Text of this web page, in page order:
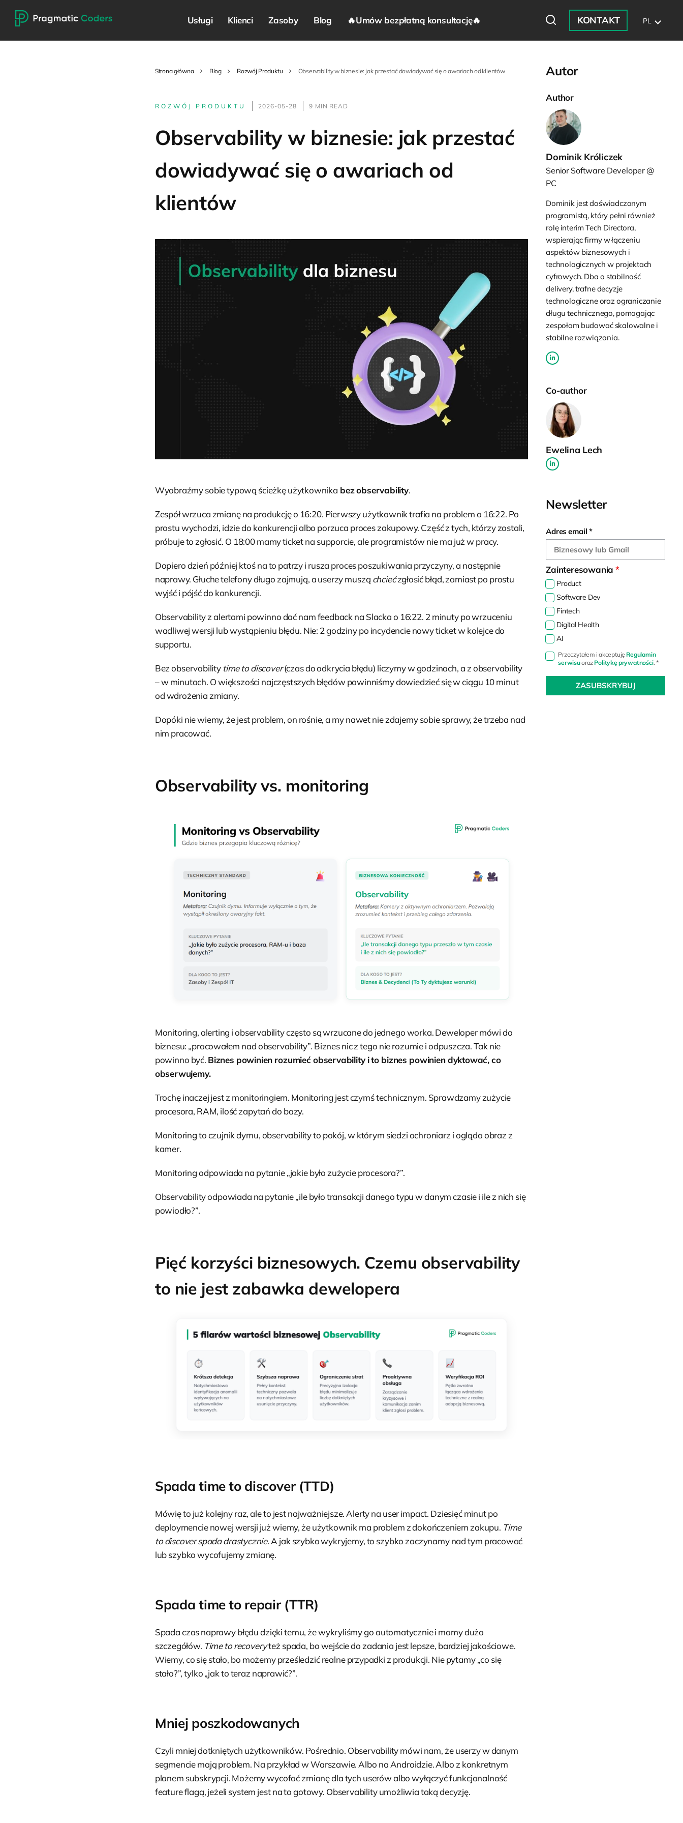
Usługi Klienci Zasoby Blog 🔥Umów bezpłatną konsultację🔥 KONTAKT PL
Strona główna Blog Rozwój Produktu Observability w biznesie: jak przestać dowiadywać się o awariach od klientów
ROZWÓJ PRODUKTU 2026-05-28 9 MIN READ
Observability w biznesie: jak przestać
dowiadywać się o awariach od
klientów
Wyobraźmy sobie typową ścieżkę użytkownika bez observability.
Zespół wrzuca zmianę na produkcję o 16:20. Pierwszy użytkownik trafia na problem o 16:22. Po
prostu wychodzi, idzie do konkurencji albo porzuca proces zakupowy. Część z tych, którzy zostali,
próbuje to zgłosić. O 18:00 mamy ticket na supporcie, ale programistów nie ma już w pracy.
Dopiero dzień później ktoś na to patrzy i rusza proces poszukiwania przyczyny, a następnie
naprawy. Głuche telefony długo zajmują, a userzy muszą chciećzgłosić błąd, zamiast po prostu
wyjść i pójść do konkurencji.
Observability z alertami powinno dać nam feedback na Slacka o 16:22. 2 minuty po wrzuceniu
wadliwej wersji lub wystąpieniu błędu. Nie: 2 godziny po incydencie nowy ticket w kolejce do
supportu.
Bez observability time to discover(czas do odkrycia błędu) liczymy w godzinach, a z observability
– w minutach. O większości najczęstszych błędów powinniśmy dowiedzieć się w ciągu 10 minut
od wdrożenia zmiany.
Dopóki nie wiemy, że jest problem, on rośnie, a my nawet nie zdajemy sobie sprawy, że trzeba nad
nim pracować.
Observability vs. monitoring
Monitoring, alerting i observability często są wrzucane do jednego worka. Deweloper mówi do
biznesu: „pracowałem nad observability”. Biznes nic z tego nie rozumie i odpuszcza. Tak nie
powinno być. Biznes powinien rozumieć observability i to biznes powinien dyktować, co
obserwujemy.
Trochę inaczej jest z monitoringiem. Monitoring jest czymś technicznym. Sprawdzamy zużycie
procesora, RAM, ilość zapytań do bazy.
Monitoring to czujnik dymu, observability to pokój, w którym siedzi ochroniarz i ogląda obraz z
kamer.
Monitoring odpowiada na pytanie „jakie było zużycie procesora?”.
Observability odpowiada na pytanie „ile było transakcji danego typu w danym czasie i ile z nich się
powiodło?”.
Pięć korzyści biznesowych. Czemu observability
to nie jest zabawka dewelopera
Spada time to discover (TTD)
Mówię to już kolejny raz, ale to jest najważniejsze. Alerty na user impact. Dziesięć minut po
deploymencie nowej wersji już wiemy, że użytkownik ma problem z dokończeniem zakupu. Time
to discover spada drastycznie.A jak szybko wykryjemy, to szybko zaczynamy nad tym pracować
lub szybko wycofujemy zmianę.
Spada time to repair (TTR)
Spada czas naprawy błędu dzięki temu, że wykryliśmy go automatycznie i mamy dużo
szczegółów. Time to recoveryteż spada, bo wejście do zadania jest lepsze, bardziej jakościowe.
Wiemy, co się stało, bo możemy prześledzić realne przypadki z produkcji. Nie pytamy „co się
stało?”, tylko „jak to teraz naprawić?”.
Mniej poszkodowanych
Czyli mniej dotkniętych użytkowników. Pośrednio. Observability mówi nam, że userzy w danym
segmencie mają problem. Na przykład w Warszawie. Albo na Androidzie. Albo z konkretnym
planem subskrypcji. Możemy wycofać zmianę dla tych userów albo wyłączyć funkcjonalność
feature flagą, jeżeli system jest na to gotowy. Observability umożliwia taką decyzję.
Autor
Author
Dominik Króliczek
Senior Software Developer @
PC
Dominik jest doświadczonym
programistą, który pełni również
rolę interim Tech Directora,
wspierając firmy w łączeniu
aspektów biznesowych i
technologicznych w projektach
cyfrowych. Dba o stabilność
delivery, trafne decyzje
technologiczne oraz ograniczanie
długu technicznego, pomagając
zespołom budować skalowalne i
stabilne rozwiązania.
Co-author
Ewelina Lech
Newsletter
Adres email *
Zainteresowania*
Product
Software Dev
Fintech
Digital Health
AI
Przeczytałem i akceptuję Regulamin
serwisuoraz Politykę prywatności. *